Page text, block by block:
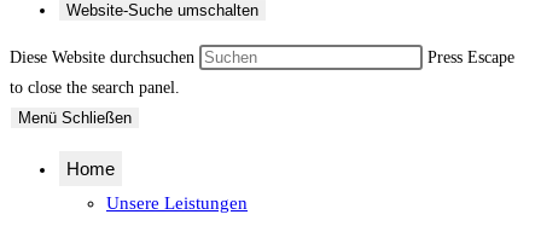
Website-Suche umschalten
Diese Website durchsuchen
Press Escape
to close the search panel.
Menü Schließen
Home
Unsere Leistungen